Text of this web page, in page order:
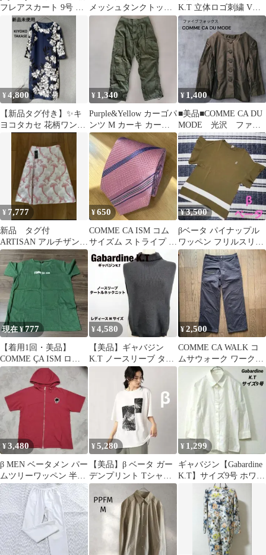
フレアスカート 9号 M
ブラウン レース
メッシュタンクトップ
黒 M クラックプリント
K.T 立体ロゴ刺繍 Vネ
ックTシャツ ホワイト
9号 日本製
¥4,800
【新品タグ付き】✨キ
ヨコタカセ 花柄ワンピ
ース 7分袖紺✕白上品
上質K.T
¥ 1,340
Purple&Yellow カーゴパ
ンツ M カーキ カーゴ
メンズ
¥ 1,400
■美品■COMME CA DU
MODE 光沢 ファイ
ブフォックス ジャケ
ット
¥ 7,777
新品 タグ付
ARTISAN アルチザン
スカート 日本製 フ
ァイブフォックス
¥650
COMME CA ISM コム
サイズム ストライプ ネ
クタイ シルク ピンク
¥3,500
βベータ パイナップル
ワッペン フリルスリー
ブ 半袖カットソー カー
キ
現在 ¥777
【着用1回・美品】
COMME ÇA ISM ロゴ T
シャツ グリーン 9号
¥4,580
【美品】ギャバジン
K.T ノースリーブ ター
トルネック ニットベス
¥2,500
COMME CA WALK コ
ムサウォーク ワークパ
ンツ Mサイズ
¥3,480
β MEN ベータメン パー
ムツリーワッペン 半袖
ジップパーカー L
¥5,280
【美品】β ベータ ガー
デンプリント Tシャツ
ホワイト オーバーサイ
ズ 9
¥ 1,299
ギャバジン【Gabardine
K.T】サイズ9号 ホワイ
ト 七分袖シャツ 織柄